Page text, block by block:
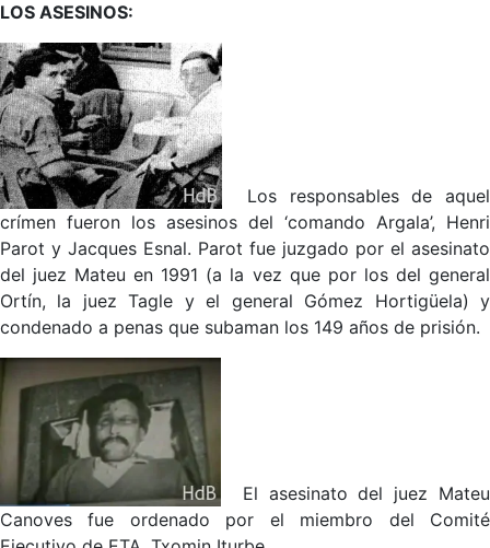
LOS ASESINOS:
Los responsables de aquel
crímen fueron los asesinos del ‘comando Argala’, Henri
Parot y Jacques Esnal. Parot fue juzgado por el asesinato
del juez Mateu en 1991 (a la vez que por los del general
Ortín, la juez Tagle y el general Gómez Hortigüela) y
condenado a penas que subaman los 149 años de prisión.
El asesinato del juez Mateu
Canoves fue ordenado por el miembro del Comité